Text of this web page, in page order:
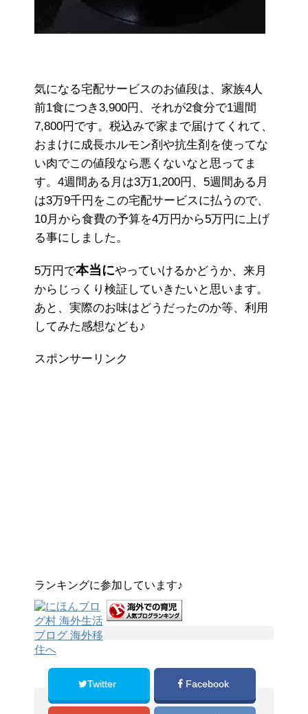
気になる宅配サービスのお値段は、家族4人
前1食につき3,900円、それが2食分で1週間
7,800円です。税込みで家まで届けてくれて、
おまけに成長ホルモン剤や抗生剤を使ってな
い肉でこの値段なら悪くないなと思ってま
す。4週間ある月は3万1,200円、5週間ある月
は3万9千円をこの宅配サービスに払うので、
10月から食費の予算を4万円から5万円に上げ
る事にしました。
5万円で本当にやっていけるかどうか、来月
からじっくり検証していきたいと思います。
あと、実際のお味はどうだったのか等、利用
してみた感想なども♪
スポンサーリンク
ランキングに参加しています♪
Twitter Facebook